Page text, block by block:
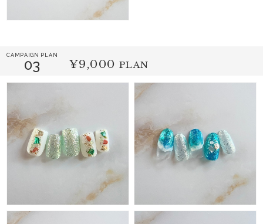
CAMPAIGN PLAN
03 ¥9,000 PLAN